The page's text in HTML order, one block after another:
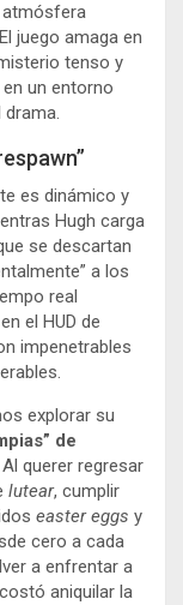
atmósfera
juego amaga en
tenso y
un entorno
drama.
es dinámico y
Hugh carga
se descartan
a los
real
el HUD de
impenetrables
explorar su
de
Al querer regresar
lutear, cumplir
easter eggs y
cero a cada
a enfrentar a
aniquilar la